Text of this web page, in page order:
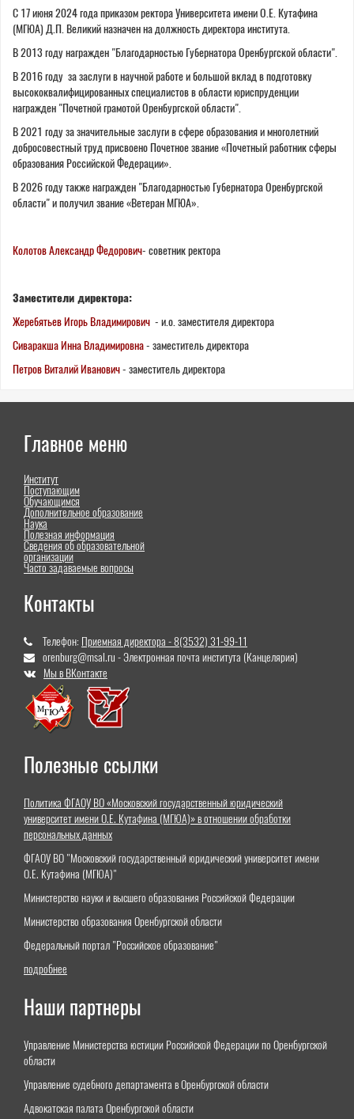
С 17 июня 2024 года приказом ректора Университета имени О.Е. Кутафина
(МГЮА) Д.П. Великий назначен на должность директора института.
В 2013 году награжден "Благодарностью Губернатора Оренбургской области".
В 2016 году за заслуги в научной работе и большой вклад в подготовку
высококвалифицированных специалистов в области юриспруденции
награжден "Почетной грамотой Оренбургской области".
В 2021 году за значительные заслуги в сфере образования и многолетний
добросовестный труд присвоено Почетное звание «Почетный работник сферы
образования Российской Федерации».
В 2026 году также награжден "Благодарностью Губернатора Оренбургской
области" и получил звание «Ветеран МГЮА».
Колотов Александр Федорович- советник ректора
Заместители директора:
Жеребятьев Игорь Владимирович - и.о. заместителя директора
Сиваракша Инна Владимировна- заместитель директора
Петров Виталий Иванович- заместитель директора
Главное меню
Институт
Поступающим
Обучающимся
Дополнительное образование
Наука
Полезная информация
Сведения об образовательной
организации
Часто задаваемые вопросы
Контакты
Телефон: Приемная директора - 8(3532) 31-99-11
orenburg@msal.ru - Электронная почта института (Канцелярия)
Мы в ВКонтакте
Полезные ссылки
Политика ФГАОУ ВО «Московский государственный юридический
университет имени О.Е. Кутафина (МГЮА)» в отношении обработки
персональных данных
ФГАОУ ВО "Московский государственный юридический университет имени
О.Е. Кутафина (МГЮА)"
Министерство науки и высшего образования Российской Федерации
Министерство образования Оренбургской области
Федеральный портал "Российское образование"
подробнее
Наши партнеры
Управление Министерства юстиции Российской Федерации по Оренбургской
области
Управление судебного департамента в Оренбургской области
Адвокатская палата Оренбургской области